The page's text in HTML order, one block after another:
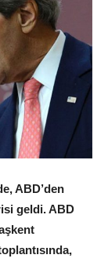
ABD’den
geldi. ABD